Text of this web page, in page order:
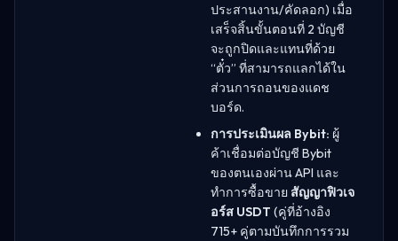
ประสานงาน/คัดลอก) เมื่อ
เสร็จสิ้นขั้นตอนที่ 2 บัญชี
จะถูกปิดและแทนที่ด้วย
“ตั๋ว” ที่สามารถแลกได้ใน
ส่วนการถอนของแดช
บอร์ด.
การประเมินผล Bybit: ผู้
ค้าเชื่อมต่อบัญชี Bybit
ของตนเองผ่าน API และ
ทำการซื้อขาย สัญญาฟิวเจ
อร์ส USDT (คู่ที่อ้างอิง
715+ คู่ตามบันทึกการรวม